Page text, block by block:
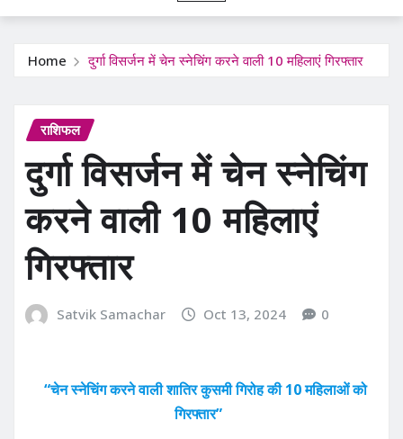
Home दुर्गा विसर्जन में चेन स्नेचिंग करने वाली 10 महिलाएं गिरफ्तार
राशिफल
दुर्गा विसर्जन में चेन स्नेचिंग
करने वाली 10 महिलाएं
गिरफ्तार
Satvik Samachar Oct 13, 2024 0
“चेन स्नेचिंग करने वाली शातिर कुसमी गिरोह की 10 महिलाओं को
गिरफ्तार”